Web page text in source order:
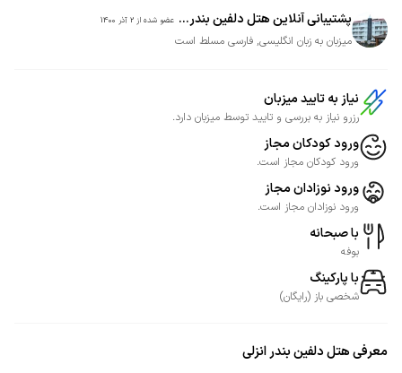
پشتیبانی آنلاین هتل دلفین بندر... عضو شده از 2 آذر 1400
میزبان به زبان انگلیسی, فارسی مسلط است
نیاز به تایید میزبان
رزرو نیاز به بررسی و تایید توسط میزبان دارد.
ورود کودکان مجاز
ورود کودکان مجاز است.
ورود نوزادان مجاز
ورود نوزادان مجاز است.
با صبحانه
بوفه
با پارکینگ
شخصی باز (رایگان)
معرفیهتل دلفین بندر انزلی